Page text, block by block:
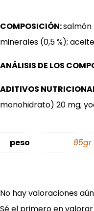
COMPOSICIÓN:salmón
minerales (0,5 %);
ANÁLISIS DE LOS
ADITIVOS
monohidrato) 20 mg;
peso 85gr
No hay valoraciones